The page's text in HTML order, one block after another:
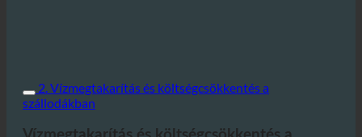
2. Vízmegtakarítás és költségcsökkentés a
szállodákban